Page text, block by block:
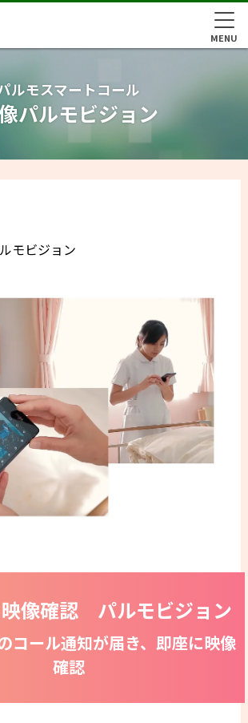
MENU
ルモスマートコール
パルモビジョン
モビジョン
像確認 パルモビジョン
コール通知が届き、即座に映像
確認